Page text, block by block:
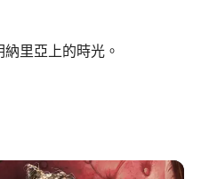
里亞上的時光。